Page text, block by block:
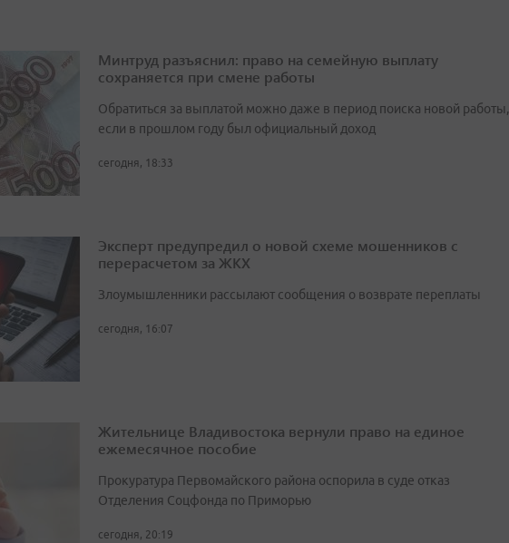
Минтруд разъяснил: право на семейную выплату
сохраняется при смене работы
Обратиться за выплатой можно даже в период поиска новой работы,
если в прошлом году был официальный доход
сегодня, 18:33
Эксперт предупредил о новой схеме мошенников с
перерасчетом за ЖКХ
Злоумышленники рассылают сообщения о возврате переплаты
сегодня, 16:07
Жительнице Владивостока вернули право на единое
ежемесячное пособие
Прокуратура Первомайского района оспорила в суде отказ
Отделения Соцфонда по Приморью
сегодня, 20:19